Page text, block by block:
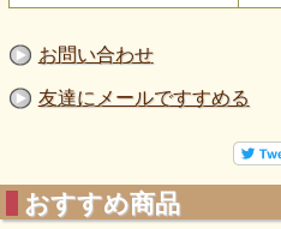
お問い合わせ
友達にメールですすめる
おすすめ商品